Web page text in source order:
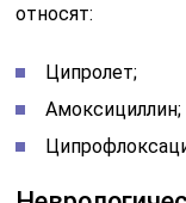
относят:
Ципролет;
Амоксициллин;